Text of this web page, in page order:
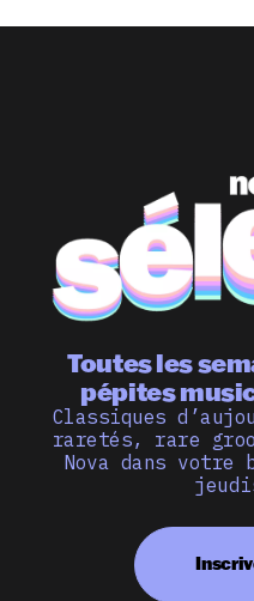
Toutes les
pépites
Classiques
raretés, rare
Nova dans